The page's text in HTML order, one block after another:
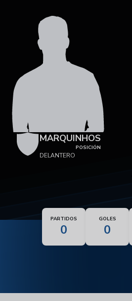
MARQUINHOS
POSICIÓN
DELANTERO
PARTIDOS
0
GOLES
0